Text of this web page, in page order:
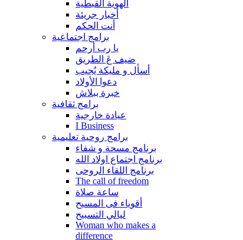
الهوية القبطية
أخبار جريئة
أنت الحكم
برامج اجتماعية
يا رب أرحم
ضيف عَ الطريق
أسأل و مليكة يُجيب
دعوا الأولاد
خبرة ببلاش
برامج ثقافية
عيادة خارجية
I Business
برامج روحية تعليمية
برنامج مسحة و شفاء
برنامج اجتماع اولاد الله
برنامج اللقاء الروحى
The call of freedom
ساعة صلاة
أقوياء فى المسيح
ليالي التسبيح
Woman who makes a
difference